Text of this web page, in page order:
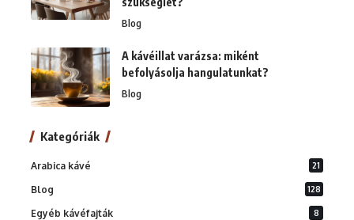
Blog
A kávéillat varázsa: miként
befolyásolja hangulatunkat?
Blog
Kategóriák
Arabica kávé 21
Blog 128
Egyéb kávéfajták 8